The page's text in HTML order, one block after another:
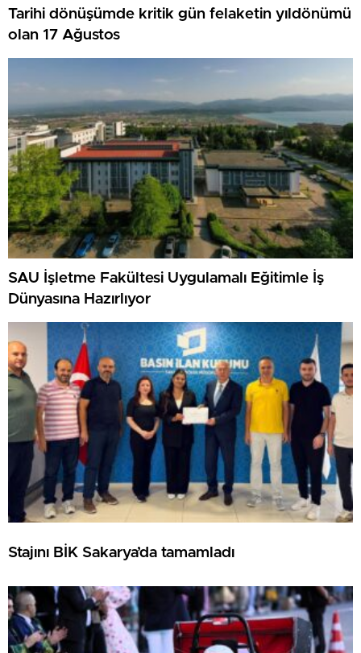
Tarihi dönüşümde kritik gün felaketin yıldönümü
olan 17 Ağustos
SAU İşletme Fakültesi Uygulamalı Eğitimle İş
Dünyasına Hazırlıyor
Stajını BİK Sakarya’da tamamladı